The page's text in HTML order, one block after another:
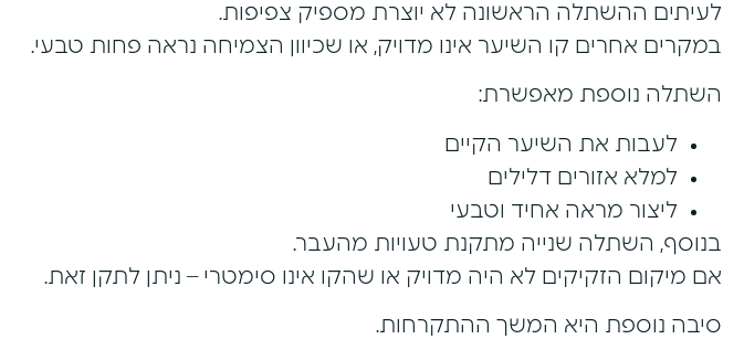
לעיתים ההשתלה הראשונה לא יוצרת מספיק צפיפות.
במקרים אחרים קו השיער אינו מדויק, או שכיוון הצמיחה נראה פחות טבעי.
השתלה נוספת מאפשרת:
לעבות את השיער הקיים
למלא אזורים דלילים
ליצור מראה אחיד וטבעי
בנוסף, השתלה שנייה מתקנת טעויות מהעבר.
אם מיקום הזקיקים לא היה מדויק או שהקו אינו סימטרי – ניתן לתקן זאת.
סיבה נוספת היא המשך ההתקרחות.